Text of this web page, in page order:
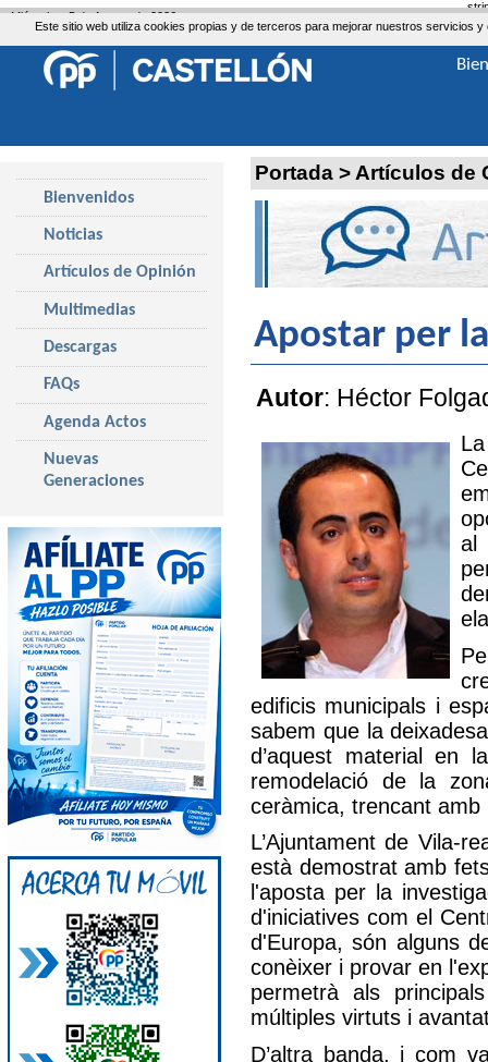
Este sitio web utiliza cookies propias y de terceros para mejorar nuestros servicios
Portada > Artículos de
Apostar per
Autor: Héctor
al
edificis municipals i
sabem que la
d’aquest material en
remodelació de la
ceràmica, trencant amb
L’Ajuntament de Vila-
està demostrat amb
l'aposta per la
d'iniciatives com el
d'Europa, són alguns
conèixer i provar en
permetrà als
múltiples virtuts i
D’altra banda, i com
Bienvenidos
Noticias
Artículos de Opinión
Multimedias
Descargas
FAQs
Agenda Actos
Nuevas
Generaciones
Miércoles, 5 de Agosto de 2026